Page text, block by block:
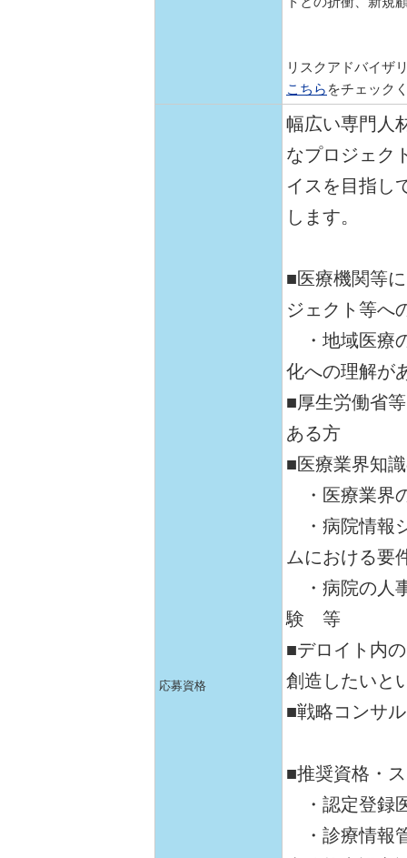
リスクアドバイザ
こちら をチェック
応募資格
幅広い専門人
なプロジェク
イスを目指し
します。
■医療機関等
ジェクト等へ
・地域医療
化への理解が
■厚生労働省
ある方
■医療業界知
・医療業界
・病院情報
ムにおける要
・病院の人
験 等
■デロイト内
創造したいと
■戦略コンサ
■推奨資格・
・認定登録
・診療情報